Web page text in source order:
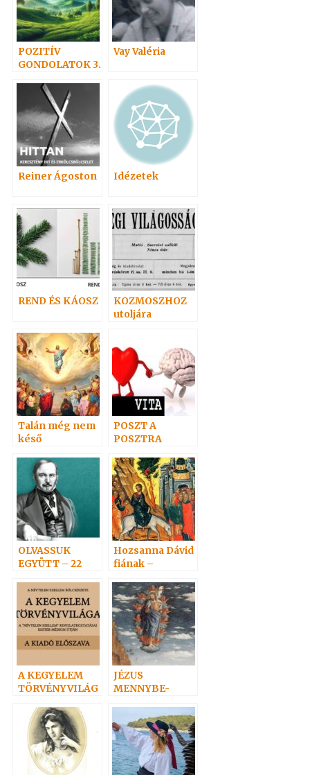
POZITÍV
GONDOLATOK 3.
Vay Valéria
Reiner Ágoston Idézetek
REND ÉS KÁOSZ
KOZMOSZHOZ
utoljára
Talán még nem
késő
POSZT A
POSZTRA
OLVASSUK
EGYÜTT – 22
Hozsanna Dávid
fiának –
ADÁ-ról
A KEGYELEM
TÖRVÉNYVILÁG
JÉZUS
MENNYBE-